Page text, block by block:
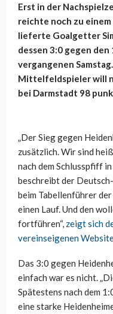
Erst in der
reichte noch zu
lieferte Goalgetter
dessen 3:0 gegen den
vergangenen
Mittelfeldspieler will
bei Darmstadt 98
„Der Sieg gegen
zusätzlich. Wir sind
nach dem Schlusspfiff
beschreibt der
beim Tabellenführer
einen Lauf. Und den
fortführen“, zeigt sich
vereinseigenen
Das 3:0 gegen
einfach war es nicht.
Spätestens nach dem
eine starke